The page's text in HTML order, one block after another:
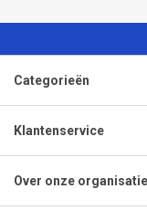
Categorieën
Klantenservice
Over onze organisatie